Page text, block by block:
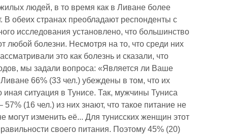
людей, в то время как в Ливане более
обеих странах преобладают респонденты с
исследования установлено, что большинство
любой болезни. Несмотря на то, что среди них
это как болезнь и сказали, что
мы задали вопроса: «Является ли Ваше
66% (33 чел.) убеждены в том, что их
ситуация в Тунисе. Так, мужчины Туниса
(16 чел.) из них знают, что такое питание не
могут изменить её... Для тунисских женщин этот
своего питания. Поэтому 45% (20)